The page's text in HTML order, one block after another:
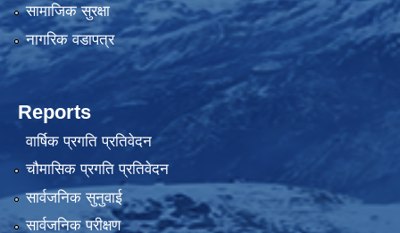
सामाजिक सुरक्षा
नागरिक वडापत्र
Reports
वार्षिक प्रगति प्रतिवेदन
चौमासिक प्रगति प्रतिवेदन
सार्वजनिक सुनुवाई
सार्वजनिक परीक्षण